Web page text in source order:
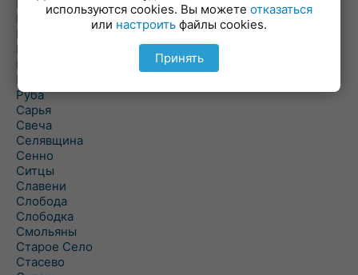
Погоща
Подсвилье
Полоцк
Поставы
Прозороки
Россоны
Руба
Сарья
Свеча
Селявщина
Сенно
Ситцы
Славени
Слобода
Слободка
Смольяны
Старое Село
Стасево
используются cookies. Вы можете отказаться
или настроить файлы cookies.
Принять